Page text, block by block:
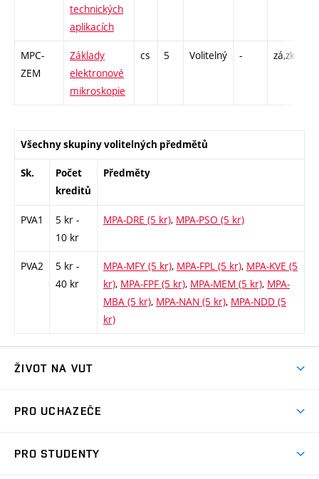
technických
aplikacích
MPC-
ZEM
Základy
elektronové
mikroskopie
cs 5 Volitelný - zá,zk
Všechny skupiny volitelných předmětů
Sk.
Počet
kreditů
Předměty
PVA1
5 kr -
10 kr
MPA-DRE (5 kr), MPA-PSO (5 kr)
PVA2
5 kr -
40 kr
MPA-MFY (5 kr), MPA-FPL (5 kr), MPA-KVE (5
kr), MPA-FPF (5 kr), MPA-MEM (5 kr), MPA-
MBA (5 kr), MPA-NAN (5 kr), MPA-NDD (5
kr)
ŽIVOT NA VUT
Koleje
PRO UCHAZEČE
PRO STUDENTY